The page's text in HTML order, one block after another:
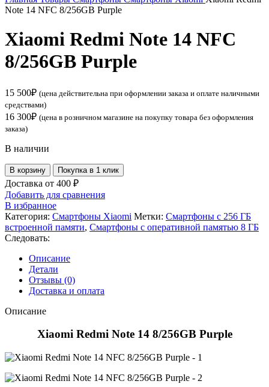
Note 14 NFC 8/256GB Purple
Xiaomi Redmi Note 14 NFC
8/256GB Purple
15 500₽ (цена действительна при оформлении заказа и оплате наличными
средствами)
16 300₽ (цена в розничном магазине на покупку товара без оформления
заказа)
В наличии
Количество
товара
Xiaomi
Redmi
Note
14
NFC
8/256GB
Purple
В корзину Покупка в 1 клик
Доставка от 400 ₽
Добавить для сравнения
В избранное
Категория: Смартфоны Xiaomi Метки: Смартфоны с 256 ГБ
встроенной памяти, Смартфоны с оперативной памятью 8 ГБ
Следовать:
Описание
Детали
Отзывы (0)
Доставка и оплата
Описание
Xiaomi Redmi Note 14 8/256GB Purple